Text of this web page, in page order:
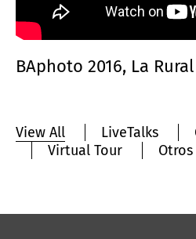
BAphoto 2016, La Rural
View All LiveTalks
Virtual Tour
Otros